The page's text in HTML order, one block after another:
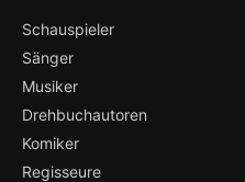
Schauspieler
Sänger
Musiker
Drehbuchautoren
Komiker
Regisseure